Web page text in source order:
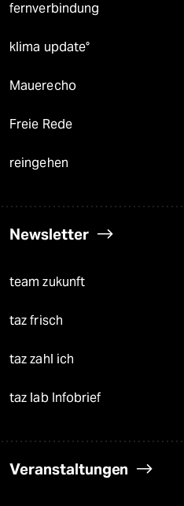
fernverbindung
klima update°
Mauerecho
Freie Rede
reingehen
Newsletter
team zukunft
taz frisch
taz zahl ich
taz lab Infobrief
Veranstaltungen